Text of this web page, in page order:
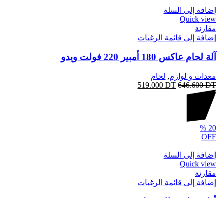
إضافة إلى السلة
Quick view
مقارنة
إضافة إلى قائمة الرغبات
آلة لحام عاكس 180 أمبير 220 فولت ويدو
معدات و لوازم, لحام
646.600DT
519.000 DT
20
%
OFF
إضافة إلى السلة
Quick view
مقارنة
إضافة إلى قائمة الرغبات